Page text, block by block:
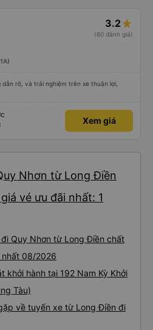
3.2
(60 đánh giá)
rõ, và trải nghiệm trên xe thuận lợi,
Xem giá
Nhơn từ Long Điền
vé ưu đãi nhất: 1
Quy Nhơn từ Long Điền chất
nhất 08/2026
khởi hành tại 192 Nam Kỳ Khởi
Tàu)
về tuyến xe từ Long Điền đi